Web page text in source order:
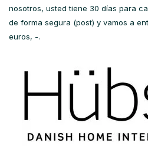
nosotros, usted tiene 30 días para
de forma segura (post) y vamos a
euros, -.